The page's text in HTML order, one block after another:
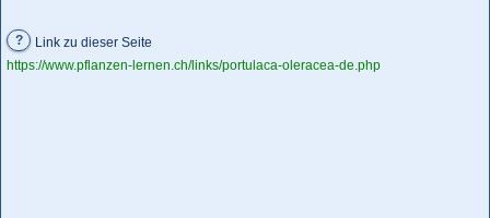
?
Link zu dieser Seite
https://www.pflanzen-lernen.ch/links/portulaca-oleracea-de.php